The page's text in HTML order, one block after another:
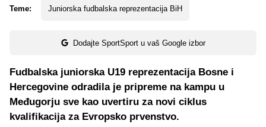
Teme: Juniorska fudbalska reprezentacija BiH
Dodajte SportSport u vaš Google izbor
Fudbalska juniorska U19 reprezentacija Bosne i
Hercegovine odradila je pripreme na kampu u
Međugorju sve kao uvertiru za novi ciklus
kvalifikacija za Evropsko prvenstvo.